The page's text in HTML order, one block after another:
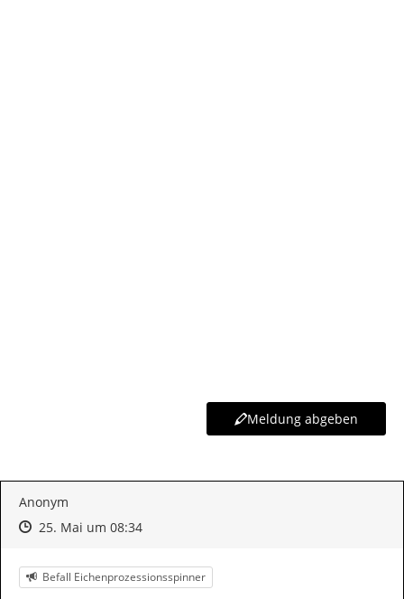
Meldung abgeben
Anonym
Zeitpunkt des Erstellens
Zeitpunkt des Erstellens
25. Mai um 08:34Zur Äußerung
Kategorie
Befall Eichenprozessionsspinner